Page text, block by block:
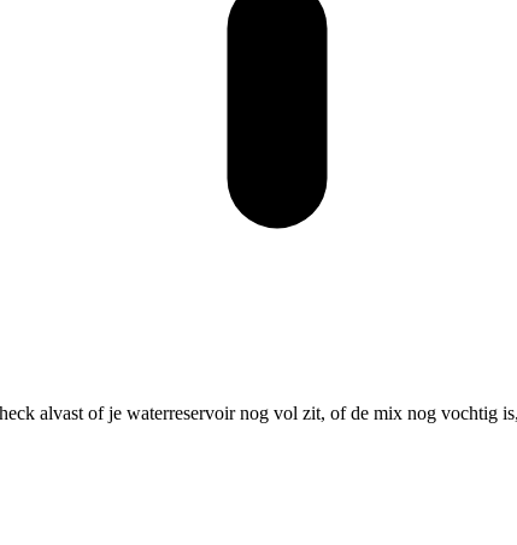
alvast of je waterreservoir nog vol zit, of de mix nog vochtig